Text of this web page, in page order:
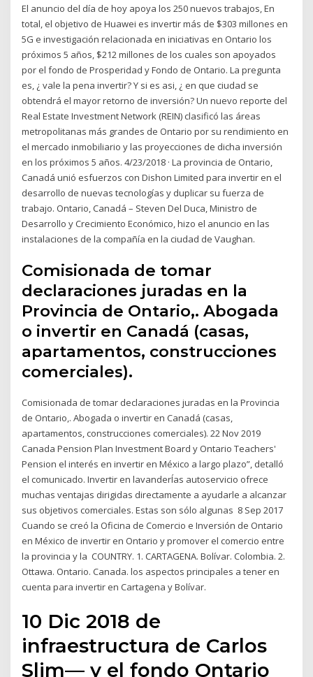
El anuncio del día de hoy apoya los 250 nuevos trabajos, En
total, el objetivo de Huawei es invertir más de $303 millones en
5G e investigación relacionada en iniciativas en Ontario los
próximos 5 años, $212 millones de los cuales son apoyados
por el fondo de Prosperidad y Fondo de Ontario. La pregunta
es, ¿ vale la pena invertir? Y si es asi, ¿ en que ciudad se
obtendrá el mayor retorno de inversión? Un nuevo reporte del
Real Estate Investment Network (REIN) clasificó las áreas
metropolitanas más grandes de Ontario por su rendimiento en
el mercado inmobiliario y las proyecciones de dicha inversión
en los próximos 5 años. 4/23/2018 · La provincia de Ontario,
Canadá unió esfuerzos con Dishon Limited para invertir en el
desarrollo de nuevas tecnologías y duplicar su fuerza de
trabajo. Ontario, Canadá – Steven Del Duca, Ministro de
Desarrollo y Crecimiento Económico, hizo el anuncio en las
instalaciones de la compañía en la ciudad de Vaughan.
Comisionada de tomar
declaraciones juradas en la
Provincia de Ontario,. Abogada
o invertir en Canadá (casas,
apartamentos, construcciones
comerciales).
Comisionada de tomar declaraciones juradas en la Provincia
de Ontario,. Abogada o invertir en Canadá (casas,
apartamentos, construcciones comerciales). 22 Nov 2019
Canada Pension Plan Investment Board y Ontario Teachers'
Pension el interés en invertir en México a largo plazo”, detalló
el comunicado. Invertir en lavanderÍas autoservicio ofrece
muchas ventajas dirigidas directamente a ayudarle a alcanzar
sus objetivos comerciales. Estas son sólo algunas 8 Sep 2017
Cuando se creó la Oficina de Comercio e Inversión de Ontario
en México de invertir en Ontario y promover el comercio entre
la provincia y la COUNTRY. 1. CARTAGENA. Bolívar. Colombia. 2.
Ottawa. Ontario. Canada. los aspectos principales a tener en
cuenta para invertir en Cartagena y Bolívar.
10 Dic 2018 de
infraestructura de Carlos
Slim— y el fondo Ontario